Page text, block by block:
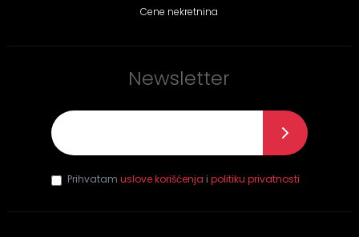
Cene nekretnina
Newsletter
Prihvatam uslove korišćenja i politiku privatnosti